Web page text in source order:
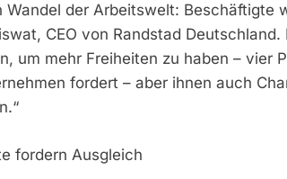
Wandel der Arbeitswelt:
CEO von Randstad
um mehr Freiheiten zu haben –
fordert – aber ihnen auch
fordern Ausgleich